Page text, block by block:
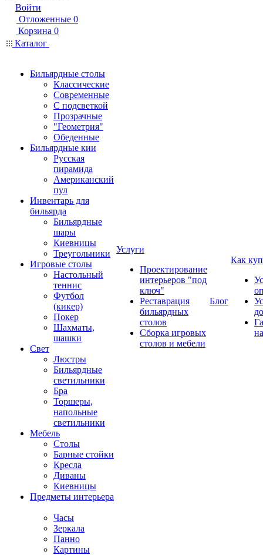
Войти
Отложенные 0
Корзина 0
Каталог
Бильярдные столы
Классические
Современные
С подсветкой
Прозрачные
"Геометрия"
Обеденные
Бильярдные кии
Русская
пирамида
Американский
пул
Инвентарь для
бильярда
Бильярдные
шары
Киевницы
Треугольники
Игровые столы
Настольный
теннис
Футбол
(кикер)
Покер
Шахматы,
шашки
Свет
Люстры
Бильярдные
светильники
Бра
Торшеры,
напольные
светильники
Мебель
Столы
Барные стойки
Кресла
Диваны
Киевницы
Предметы интерьера
Часы
Зеркала
Панно
Картины
Услуги
Проектирование
интерьеров "под
ключ"
Реставрация
бильярдных
столов
Сборка игровых
столов и мебели
Блог
Как